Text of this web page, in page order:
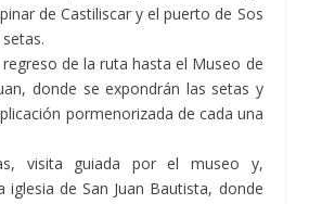
de Castiliscar y el puerto de Sos
de la ruta hasta el Museo de
donde se expondrán las setas y
pormenorizada de cada una
visita guiada por el museo y,
iglesia de San Juan Bautista, donde